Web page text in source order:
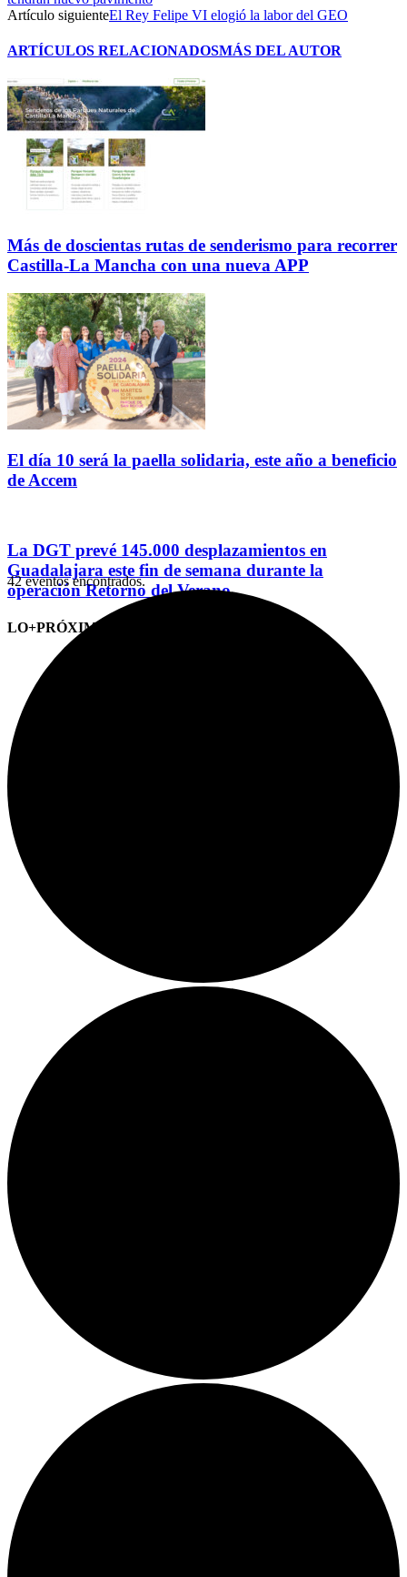
Artículo siguienteEl Rey Felipe VI elogió la labor del GEO
ARTÍCULOS RELACIONADOSMÁS DEL AUTOR
Más de doscientas rutas de senderismo para recorrer
Castilla-La Mancha con una nueva APP
El día 10 será la paella solidaria, este año a beneficio
de Accem
La DGT prevé 145.000 desplazamientos en
Guadalajara este fin de semana durante la
operación Retorno del Verano
LO+PRÓXIMO (CITAS)
42 eventos encontrados.